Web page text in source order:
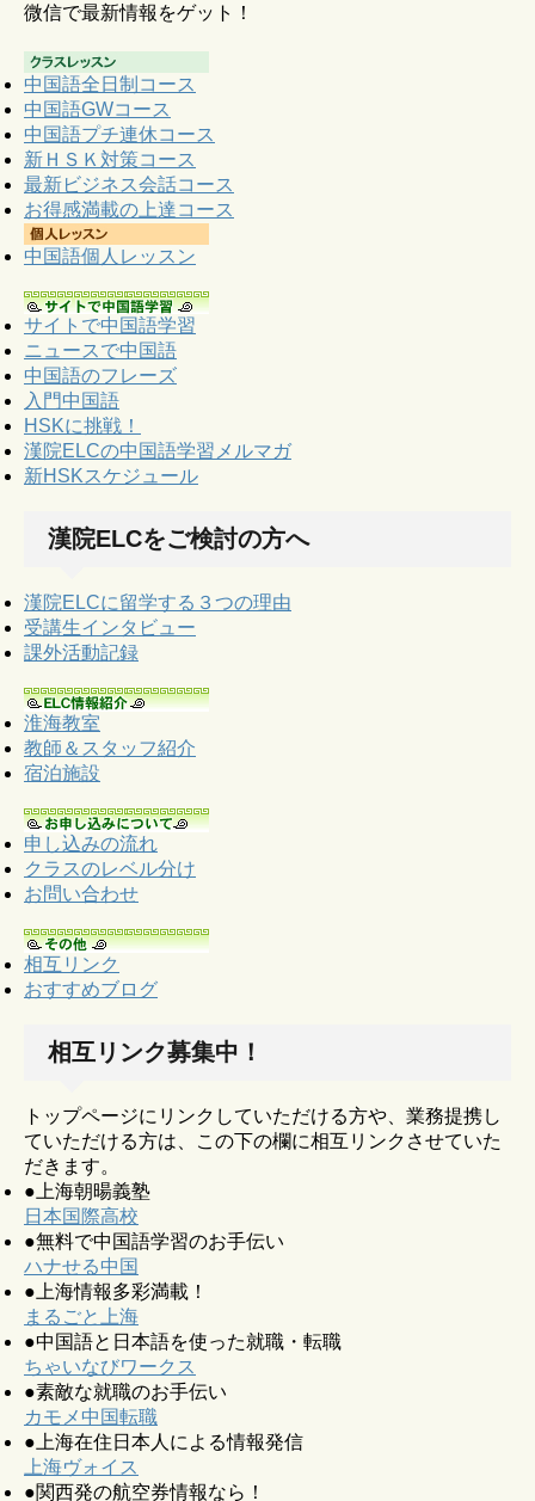
微信で最新情報をゲット！
中国語全日制コース
中国語GWコース
中国語プチ連休コース
新ＨＳＫ対策コース
最新ビジネス会話コース
お得感満載の上達コース
中国語個人レッスン
サイトで中国語学習
ニュースで中国語
中国語のフレーズ
入門中国語
HSKに挑戦！
漢院ELCの中国語学習メルマガ
新HSKスケジュール
漢院ELCをご検討の方へ
漢院ELCに留学する３つの理由
受講生インタビュー
課外活動記録
淮海教室
教師＆スタッフ紹介
宿泊施設
申し込みの流れ
クラスのレベル分け
お問い合わせ
相互リンク
おすすめブログ
相互リンク募集中！
トップページにリンクしていただける方や、業務提携し
ていただける方は、この下の欄に相互リンクさせていた
だきます。
●上海朝暘義塾
日本国際高校
●無料で中国語学習のお手伝い
ハナせる中国
●上海情報多彩満載！
まるごと上海
●中国語と日本語を使った就職・転職
ちゃいなびワークス
●素敵な就職のお手伝い
カモメ中国転職
●上海在住日本人による情報発信
上海ヴォイス
●関西発の航空券情報なら！